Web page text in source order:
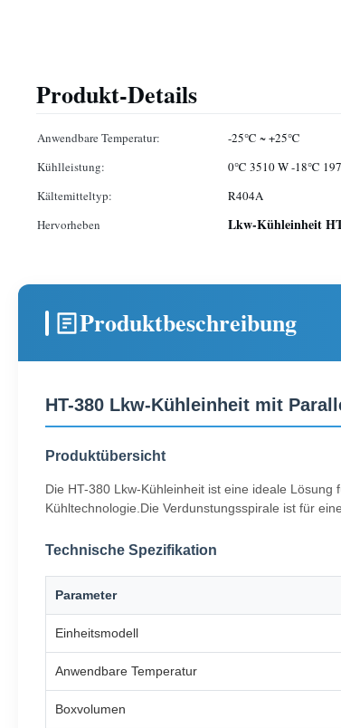
Produkt-Details
Anwendbare Temperatur: -25℃ ~ +25℃
Kühlleistung:
0℃ 3510 W -18℃
Kältemitteltyp:
R404A
Hervorheben
Lkw-Kühleinheit
Produktbeschreibung
HT-380 Lkw-Kühleinheit mit
Produktübersicht
Die HT-380 Lkw-Kühleinheit ist eine ideale
Kühltechnologie.Die Verdunstungsspirale ist für
Technische Spezifikation
Parameter
Einheitsmodell
Anwendbare Temperatur
Boxvolumen